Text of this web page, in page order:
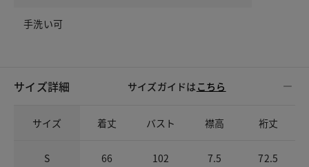
手洗い可
サイズ詳細 サイズガイドは こちら
サイズ 着丈 バスト 襟高 裄丈
S 66 102 7.5 72.5